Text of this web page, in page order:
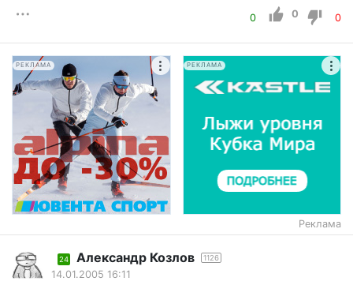
0 0 0
РЕКЛАМА РЕКЛАМА
Реклама
24 Александр Козлов 1126
14.01.2005 16:11